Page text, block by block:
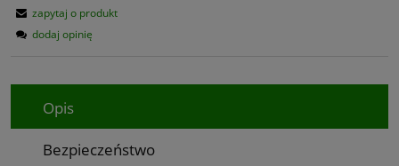
zapytaj o produkt
dodaj opinię
Opis
Bezpieczeństwo